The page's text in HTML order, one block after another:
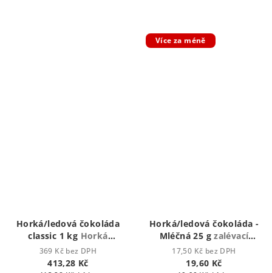
Horká/ledová čokoláda
classic 1 kg Horká
čokoláda - zalévací
horkou vodou nebo
369 Kč bez DPH
413,28 Kč
Více za méně
Horká/ledová čokoláda -
Mléčná 25 gzalévací
vodou či mlékem
17,50 Kč bez DPH
19,60 Kč